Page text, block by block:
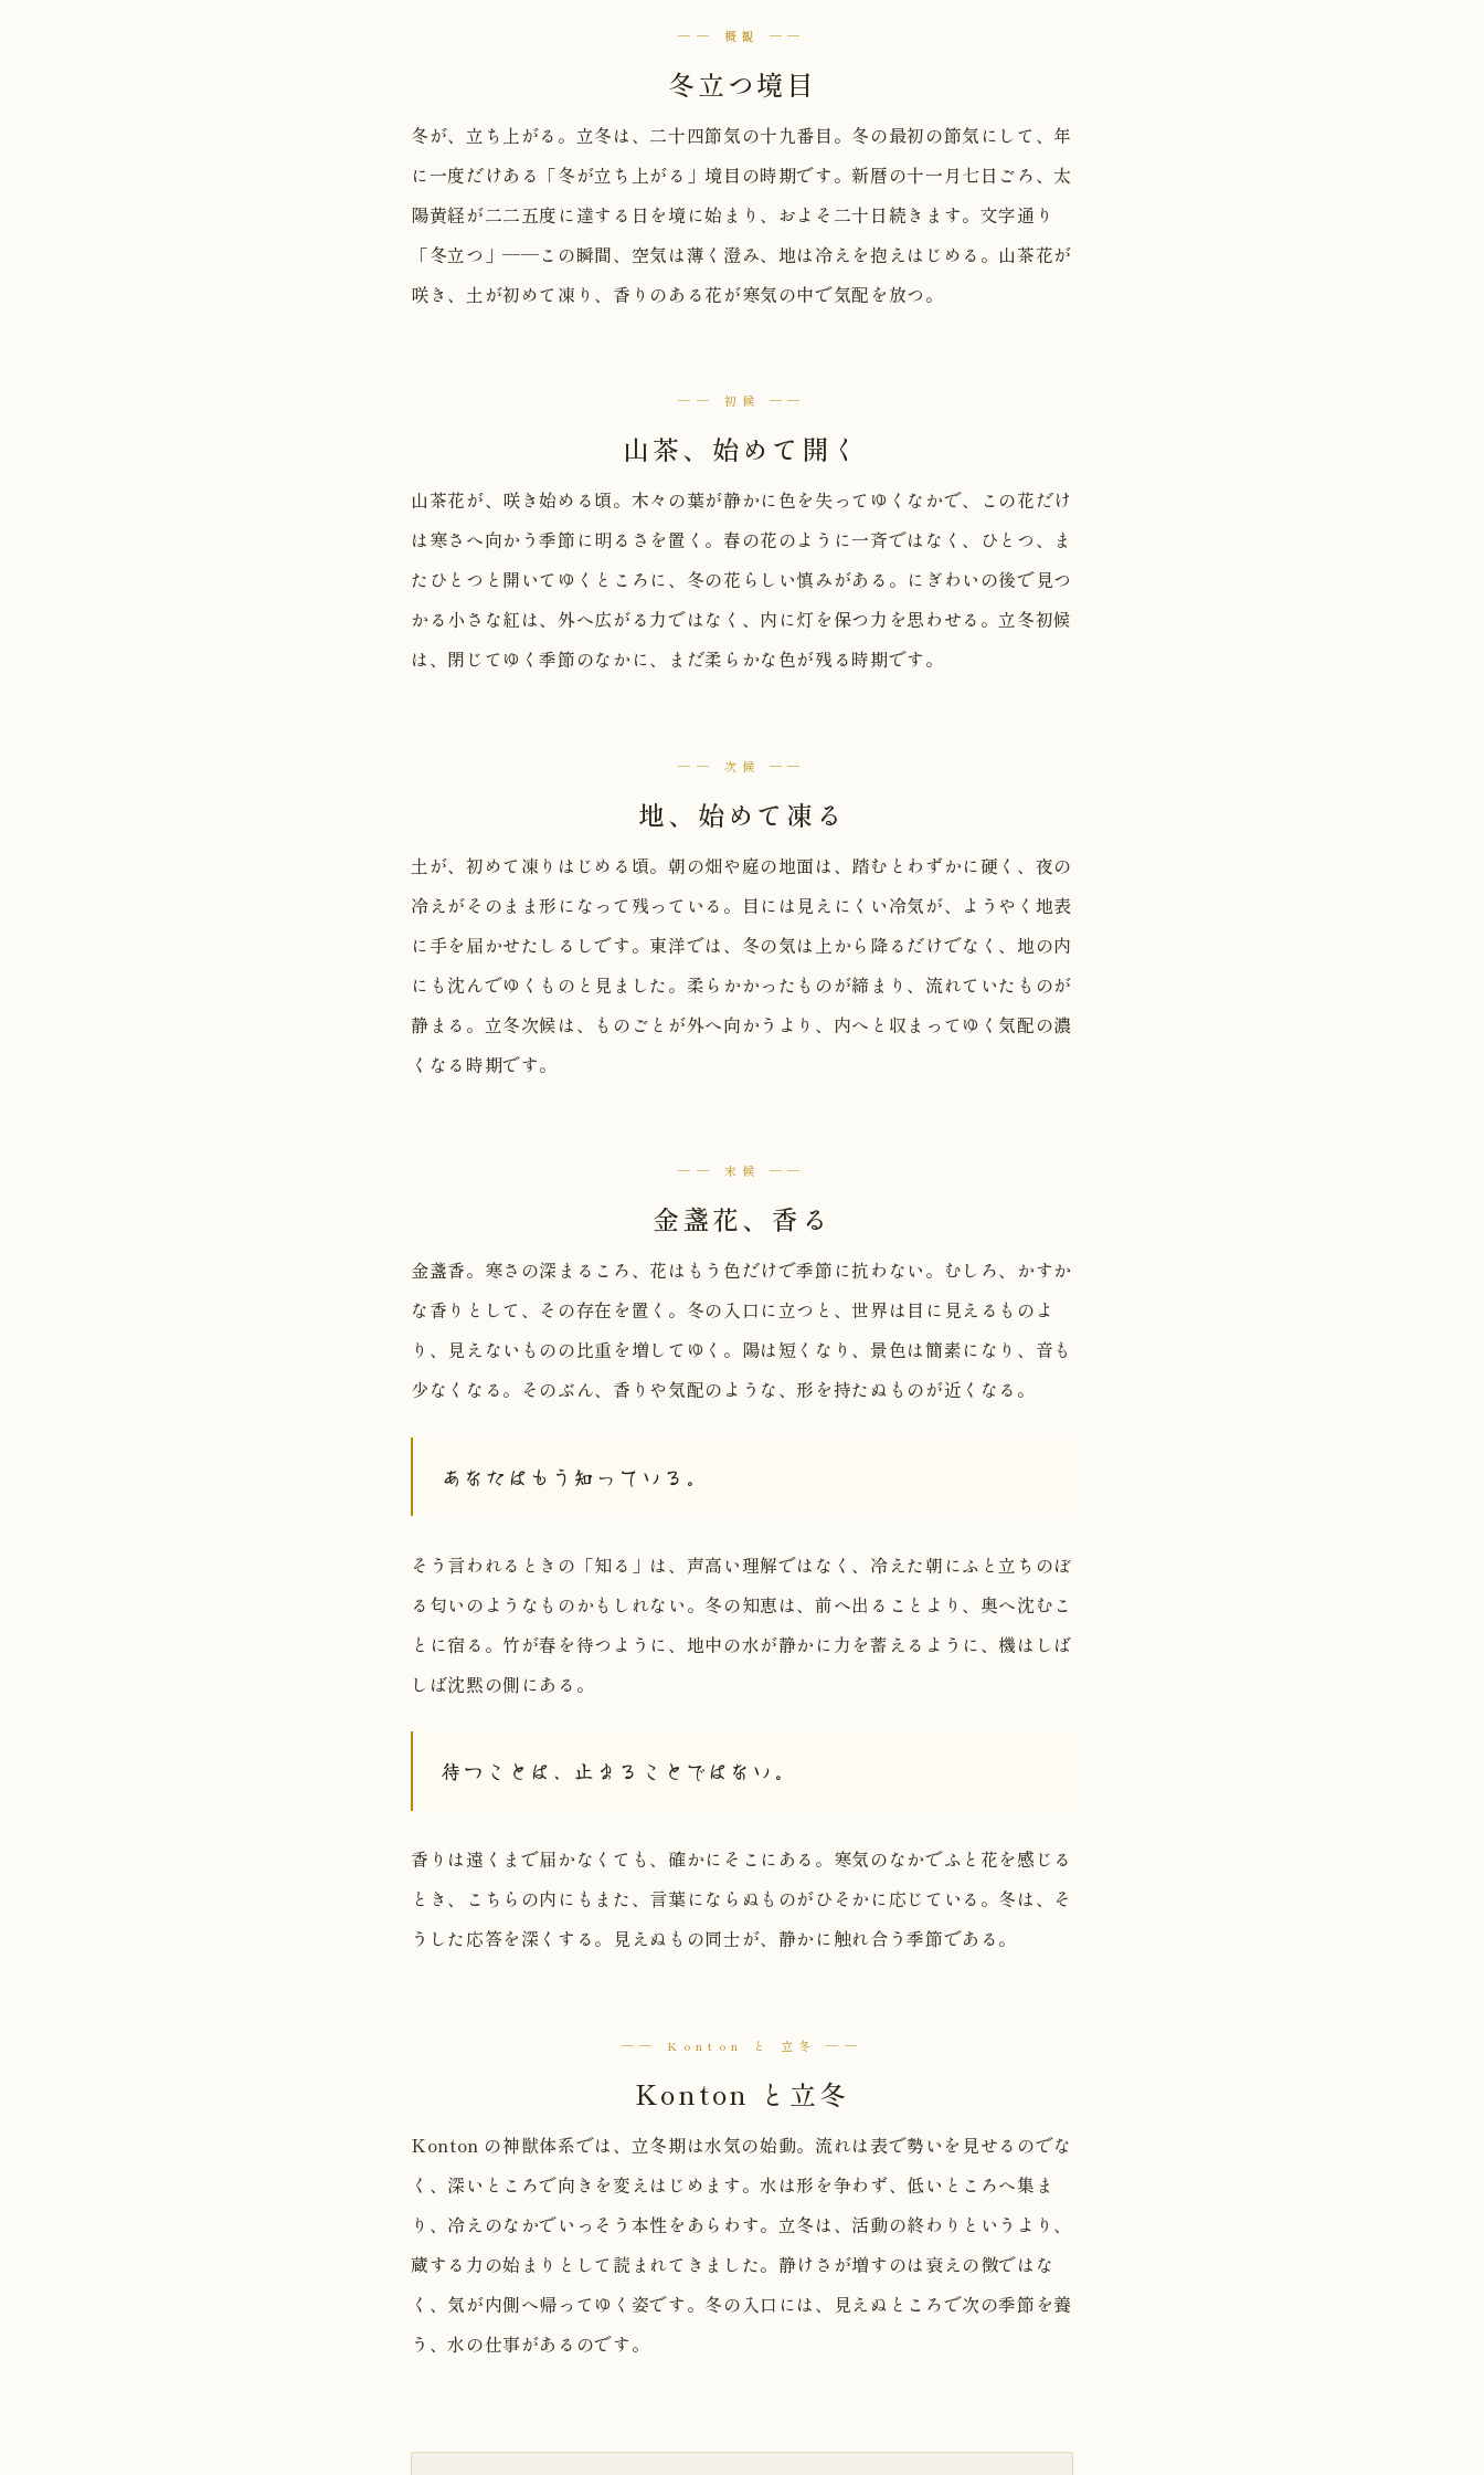
── 概観 ──
冬立つ境目
冬が、立ち上がる。立冬は、二十四節気の十九番目。冬の最初の節気にして、年
に一度だけある「冬が立ち上がる」境目の時期です。新暦の十一月七日ごろ、太
陽黄経が二二五度に達する日を境に始まり、およそ二十日続きます。文字通り
「冬立つ」──この瞬間、空気は薄く澄み、地は冷えを抱えはじめる。山茶花が
咲き、土が初めて凍り、香りのある花が寒気の中で気配を放つ。
── 初候 ──
山茶、始めて開く
山茶花が、咲き始める頃。木々の葉が静かに色を失ってゆくなかで、この花だけ
は寒さへ向かう季節に明るさを置く。春の花のように一斉ではなく、ひとつ、ま
たひとつと開いてゆくところに、冬の花らしい慎みがある。にぎわいの後で見つ
かる小さな紅は、外へ広がる力ではなく、内に灯を保つ力を思わせる。立冬初候
は、閉じてゆく季節のなかに、まだ柔らかな色が残る時期です。
── 次候 ──
地、始めて凍る
土が、初めて凍りはじめる頃。朝の畑や庭の地面は、踏むとわずかに硬く、夜の
冷えがそのまま形になって残っている。目には見えにくい冷気が、ようやく地表
に手を届かせたしるしです。東洋では、冬の気は上から降るだけでなく、地の内
にも沈んでゆくものと見ました。柔らかかったものが締まり、流れていたものが
静まる。立冬次候は、ものごとが外へ向かうより、内へと収まってゆく気配の濃
くなる時期です。
── 末候 ──
金盞花、香る
金盞香。寒さの深まるころ、花はもう色だけで季節に抗わない。むしろ、かすか
な香りとして、その存在を置く。冬の入口に立つと、世界は目に見えるものよ
り、見えないものの比重を増してゆく。陽は短くなり、景色は簡素になり、音も
少なくなる。そのぶん、香りや気配のような、形を持たぬものが近くなる。
あなたはもう知っている。
そう言われるときの「知る」は、声高い理解ではなく、冷えた朝にふと立ちのぼ
る匂いのようなものかもしれない。冬の知恵は、前へ出ることより、奥へ沈むこ
とに宿る。竹が春を待つように、地中の水が静かに力を蓄えるように、機はしば
しば沈黙の側にある。
待つことは、止まることではない。
香りは遠くまで届かなくても、確かにそこにある。寒気のなかでふと花を感じる
とき、こちらの内にもまた、言葉にならぬものがひそかに応じている。冬は、そ
うした応答を深くする。見えぬもの同士が、静かに触れ合う季節である。
── Konton と 立冬 ──
Konton と立冬
Konton の神獣体系では、立冬期は水気の始動。流れは表で勢いを見せるのでな
く、深いところで向きを変えはじめます。水は形を争わず、低いところへ集ま
り、冷えのなかでいっそう本性をあらわす。立冬は、活動の終わりというより、
蔵する力の始まりとして読まれてきました。静けさが増すのは衰えの徴ではな
く、気が内側へ帰ってゆく姿です。冬の入口には、見えぬところで次の季節を養
う、水の仕事があるのです。